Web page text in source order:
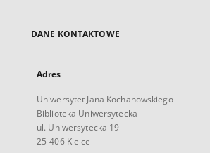
DANE KONTAKTOWE
Adres
Uniwersytet Jana Kochanowskiego
Biblioteka Uniwersytecka
ul. Uniwersytecka 19
25-406 Kielce